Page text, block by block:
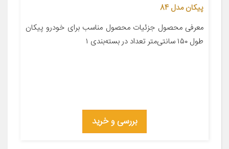
پیکان مدل 84
معرفی محصول جزئیات محصول مناسب برای خودرو پیکان
طول ۱۵۰ سانتی‌متر تعداد در بسته‌بندی ۱
بررسی و خرید